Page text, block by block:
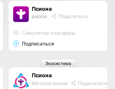
Псиона
psiona Поделиться
Cимулятор ноосферы
Подписаться
Псиона
Метаорганизм Поделиться
Экосистема